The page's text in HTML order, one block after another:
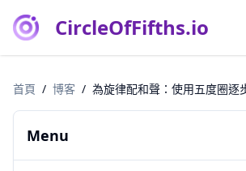
CircleOfFifths.io
首頁 / 博客 / 為旋律配和聲：使用五度圈逐
Menu